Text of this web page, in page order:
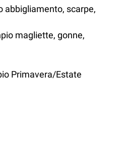
abbigliamento, scarpe,
magliette, gonne,
Primavera/Estate